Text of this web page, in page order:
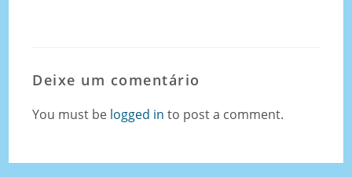
Deixe um comentário
You must be logged in to post a comment.